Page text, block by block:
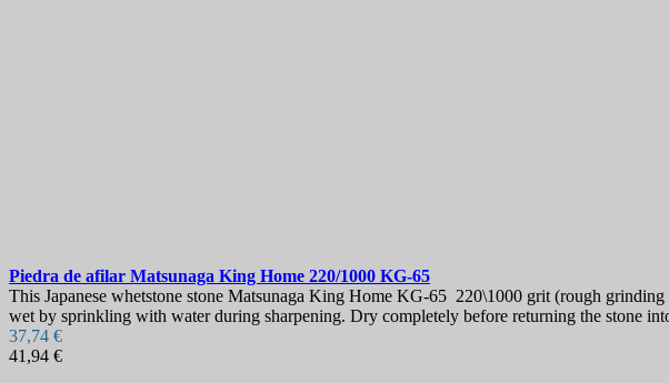
Piedra de afilar Matsunaga King Home 220/1000 KG-65
This Japanese whetstone stone Matsunaga King Home KG-65 220\1000 grit (rough
wet by sprinkling with water during sharpening. Dry completely before returning the stone
37,74 €
41,94 €